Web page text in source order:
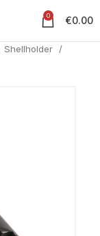
0 €0.00
Shellholder